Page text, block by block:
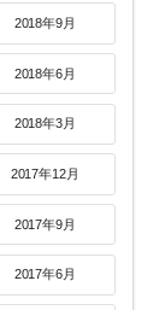
2018年9月
2018年6月
2018年3月
2017年12月
2017年9月
2017年6月